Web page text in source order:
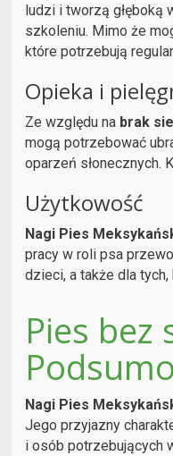
ludzi i tworzą głęboką
szkoleniu. Mimo że
które potrzebują
Opieka i
Ze względu na brak
mogą potrzebować
oparzeń słonecznych.
Użytkowość
Nagi Pies
pracy w roli psa
dzieci, a także dla
Pies bez
Nagi Pies
Jego przyjazny
i osób potrzebujących